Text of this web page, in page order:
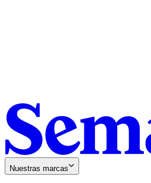
Nuestras marcas